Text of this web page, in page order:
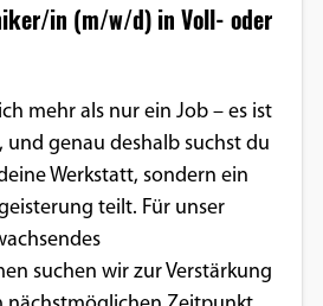
in (m/w/d) in Voll- oder
mehr als nur ein Job – es ist
und genau deshalb suchst du
Werkstatt, sondern ein
teilt. Für unser
suchen wir zur Verstärkung